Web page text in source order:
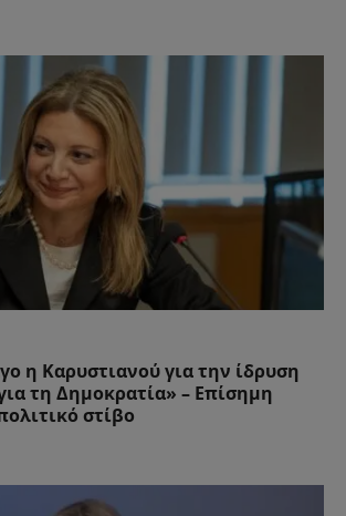
η Καρυστιανού για την ίδρυση
τη Δημοκρατία» – Επίσημη
στίβο